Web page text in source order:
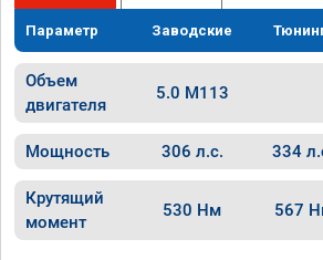
Параметр Заводские
Объем
двигателя
5.0 M113
Мощность 306 л.с. 334
Крутящий
момент
530 Нм 567